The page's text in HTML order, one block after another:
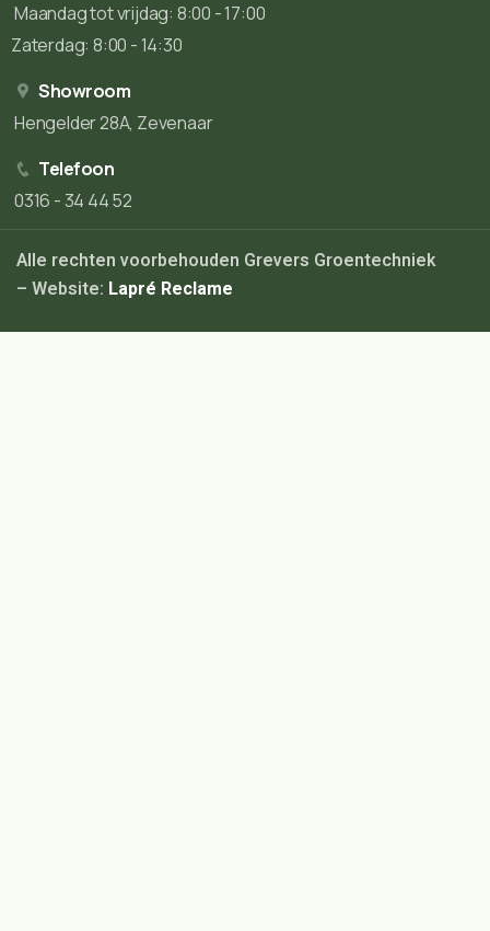
Maandag tot vrijdag: 8:00 - 17:00
Zaterdag: 8:00 - 14:30
Showroom
Hengelder 28A, Zevenaar
Telefoon
0316 - 34 44 52
Alle rechten voorbehouden Grevers Groentechniek
– Website: Lapré Reclame